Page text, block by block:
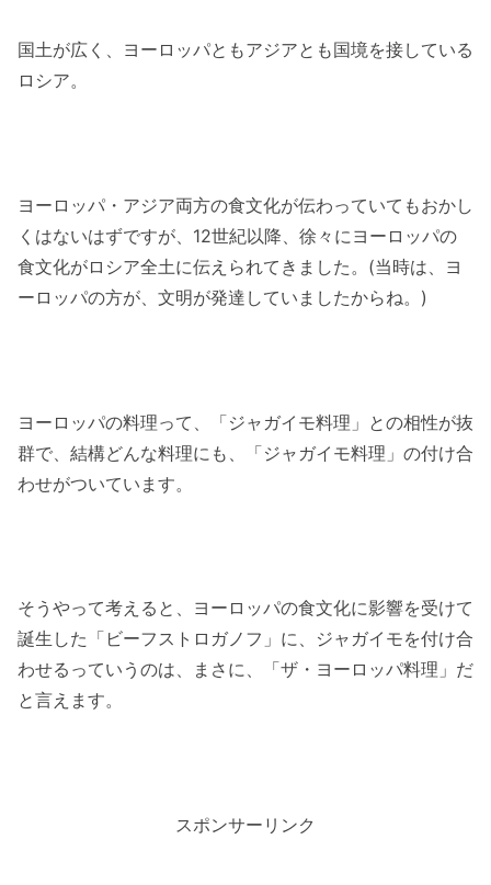
国土が広く、ヨーロッパともアジアとも国境を接している
ロシア。
ヨーロッパ・アジア両方の食文化が伝わっていてもおかし
くはないはずですが、12世紀以降、徐々にヨーロッパの
食文化がロシア全土に伝えられてきました。(当時は、ヨ
ーロッパの方が、文明が発達していましたからね。)
ヨーロッパの料理って、「ジャガイモ料理」との相性が抜
群で、結構どんな料理にも、「ジャガイモ料理」の付け合
わせがついています。
そうやって考えると、ヨーロッパの食文化に影響を受けて
誕生した「ビーフストロガノフ」に、ジャガイモを付け合
わせるっていうのは、まさに、「ザ・ヨーロッパ料理」だ
と言えます。
スポンサーリンク